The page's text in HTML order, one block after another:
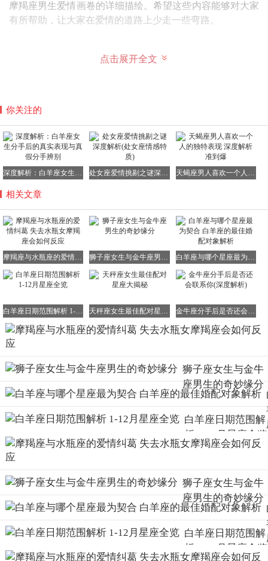
摩羯座男生爱情画卷的详细描绘。希望这些内容能够对大家
有所帮助，让大家在爱情的道路上少走一些弯路。
点击展开全文
你关注的
深度解析：白羊座女生分手后的真实表现与真假分手辨别 处女座爱情挑剔之谜深度解析(处女座情感特质) 天蝎座男人喜欢一个人的独特表现 深度解析准到爆
相关文章
摩羯座与水瓶座的爱情纠葛 失去水瓶女摩羯座会如何反应 狮子座女生与金牛座男生的奇妙缘分 白羊座与哪个星座最为契合 白羊座的最佳婚配对象解析
白羊座日期范围解析 1-12月星座全览 天秤座女生最佳配对星座大揭秘 金牛座分手后是否还会联系你(深度解析)
狮子座女生与金牛
座男生的奇妙缘分
白羊座日期范围解
析 1-12月星座全览
狮子座女生与金牛
座男生的奇妙缘分
白羊座日期范围解
析 1-12月星座全览